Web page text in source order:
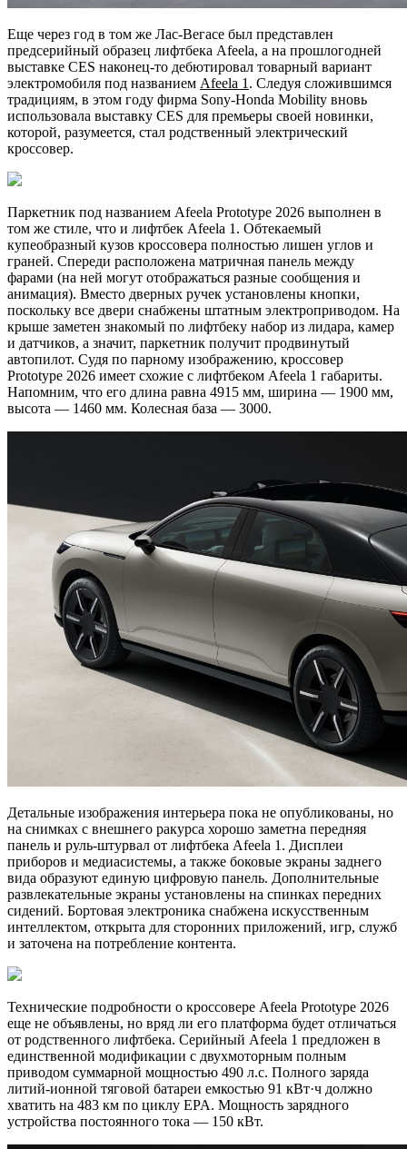
Еще через год в том же Лас-Вегасе был представлен
предсерийный образец лифтбека Afeela, а на прошлогодней
выставке CES наконец-то дебютировал товарный вариант
электромобиля под названием Afeela 1 . Следуя сложившимся
традициям, в этом году фирма Sony-Honda Mobility вновь
использовала выставку CES для премьеры своей новинки,
которой, разумеется, стал родственный электрический
кроссовер.
Паркетник под названием Afeela Prototype 2026 выполнен в
том же стиле, что и лифтбек Afeela 1. Обтекаемый
купеобразный кузов кроссовера полностью лишен углов и
граней. Спереди расположена матричная панель между
фарами (на ней могут отображаться разные сообщения и
анимация). Вместо дверных ручек установлены кнопки,
поскольку все двери снабжены штатным электроприводом. На
крыше заметен знакомый по лифтбеку набор из лидара, камер
и датчиков, а значит, паркетник получит продвинутый
автопилот. Судя по парному изображению, кроссовер
Prototype 2026 имеет схожие с лифтбеком Afeela 1 габариты.
Напомним, что его длина равна 4915 мм, ширина — 1900 мм,
высота — 1460 мм. Колесная база — 3000.
Детальные изображения интерьера пока не опубликованы, но
на снимках с внешнего ракурса хорошо заметна передняя
панель и руль-штурвал от лифтбека Afeela 1. Дисплеи
приборов и медиасистемы, а также боковые экраны заднего
вида образуют единую цифровую панель. Дополнительные
развлекательные экраны установлены на спинках передних
сидений. Бортовая электроника снабжена искусственным
интеллектом, открыта для сторонних приложений, игр, служб
и заточена на потребление контента.
Технические подробности о кроссовере Afeela Prototype 2026
еще не объявлены, но вряд ли его платформа будет отличаться
от родственного лифтбека. Серийный Afeela 1 предложен в
единственной модификации с двухмоторным полным
приводом суммарной мощностью 490 л.с. Полного заряда
литий-ионной тяговой батареи емкостью 91 кВт·ч должно
хватить на 483 км по циклу EPA. Мощность зарядного
устройства постоянного тока — 150 кВт.